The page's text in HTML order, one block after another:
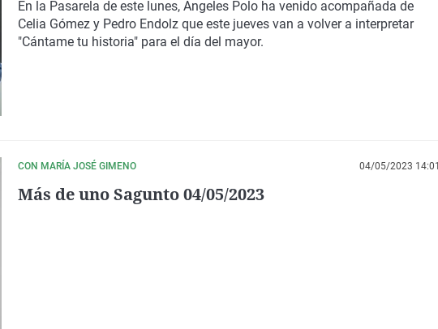
En la Pasarela de este lunes, Ángeles Polo ha venido acompañada de
Celia Gómez y Pedro Endolz que este jueves van a volver a interpretar
"Cántame tu historia" para el día del mayor.
CON MARÍA JOSÉ GIMENO 04/05/2023 14:01
Más de uno Sagunto 04/05/2023